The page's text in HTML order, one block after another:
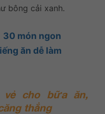
bông cải xanh.
30 món ngon
ăn dễ làm
cho bữa ăn,
thẳng